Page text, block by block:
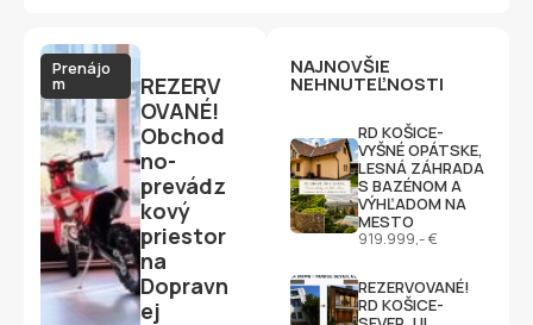
NAJNOVŠIE
NEHNUTEĽNOSTI
RD KOŠICE-
VYŠNÉ OPÁTSKE,
LESNÁ ZÁHRADA
S BAZÉNOM A
VÝHĽADOM NA
MESTO
919.999,- €
REZERVOVANÉ!
RD KOŠICE-
Prenájo
m
REZERV
OVANÉ!
Obchod
no-
prevádz
kový
priestor
na
Dopravn
ej